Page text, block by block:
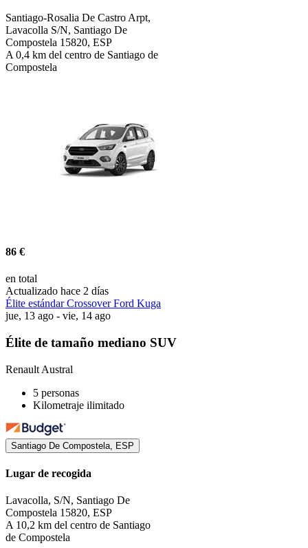
Santiago-Rosalia De Castro Arpt,
Lavacolla S/N, Santiago De
Compostela 15820, ESP
A 0,4 km del centro de Santiago de
Compostela
86 €
en total
Actualizado hace 2 días
Élite estándar Crossover Ford Kuga
jue, 13 ago - vie, 14 ago
Élite de tamaño mediano SUV
Renault Austral
5 personas
Kilometraje ilimitado
Santiago De Compostela, ESP
Lugar de recogida
Lavacolla, S/N, Santiago De
Compostela 15820, ESP
A 10,2 km del centro de Santiago
de Compostela